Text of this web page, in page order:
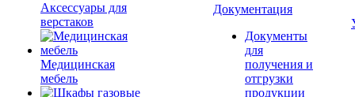
Аксессуары для
верстаков
Медицинская
мебель
Документация
Документы
для
получения и
отгрузки
продукции